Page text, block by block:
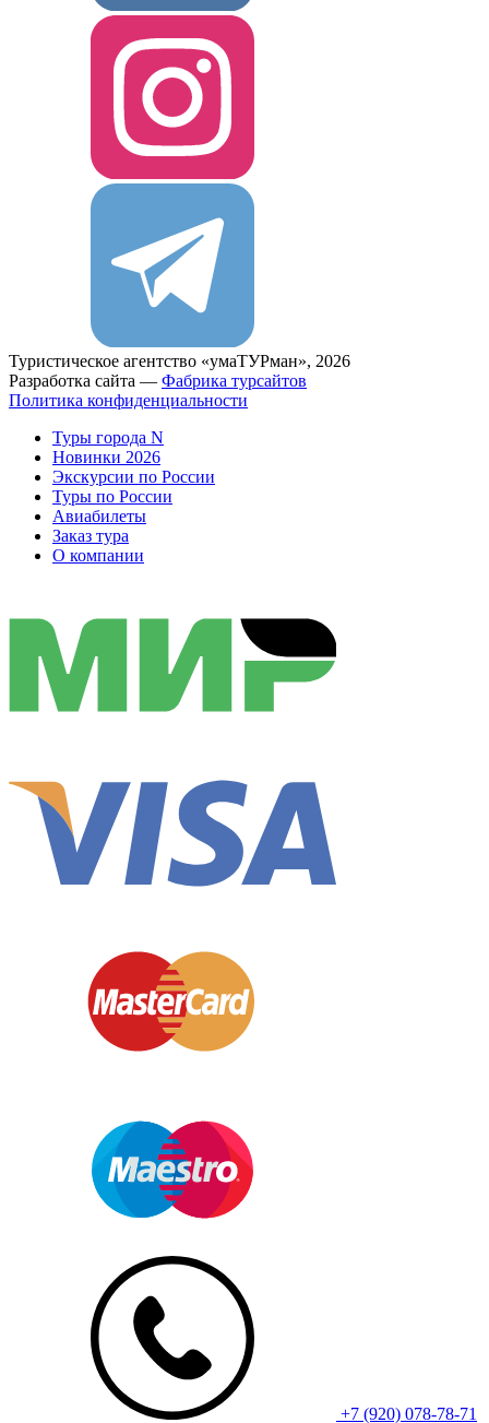
Туристическое агентство «умаТУРман», 2026
Разработка сайта — Фабрика турсайтов
Политика конфиденциальности
Туры города N
Новинки 2026
Экскурсии по России
Туры по России
Авиабилеты
Заказ тура
О компании
+7 (920) 078-78-71